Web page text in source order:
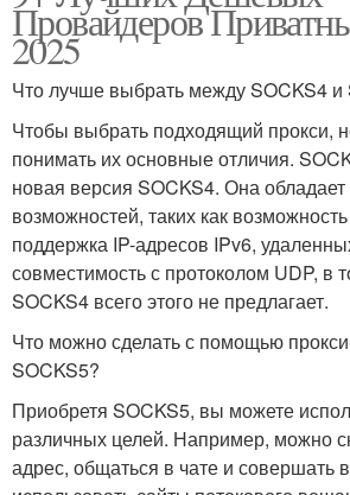
Провайдеров
2025
Что лучше выбрать между SOCKS4 и
Чтобы выбрать подходящий прокси,
понимать их основные отличия.
новая версия SOCKS4. Она
возможностей, таких как
поддержка IP-адресов IPv6,
совместимость с протоколом UDP, в
SOCKS4 всего этого не предлагает.
Что можно сделать с помощью
SOCKS5?
Приобретя SOCKS5, вы можете
различных целей. Например, можно
адрес, общаться в чате и совершать